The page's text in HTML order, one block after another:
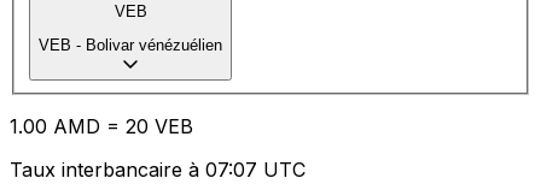
VEB
VEB - Bolivar vénézuélien
1.00 AMD = 20 VEB
Taux interbancaire à 07:07 UTC